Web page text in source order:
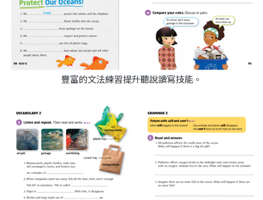
豐富的文法練習提升聽說讀寫技能。